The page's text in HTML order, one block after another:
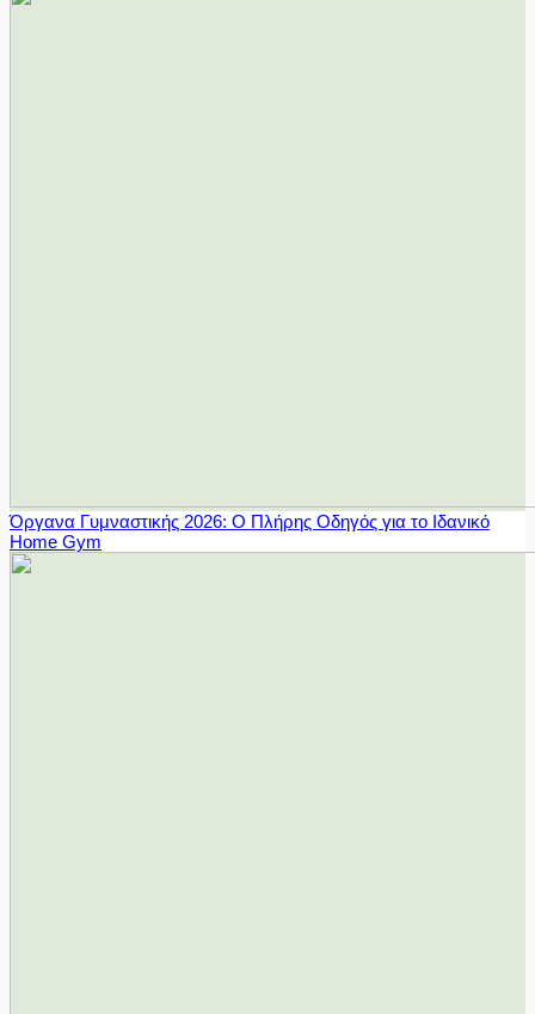
Όργανα Γυμναστικής 2026: Ο Πλήρης Οδηγός για το Ιδανικό
Home Gym